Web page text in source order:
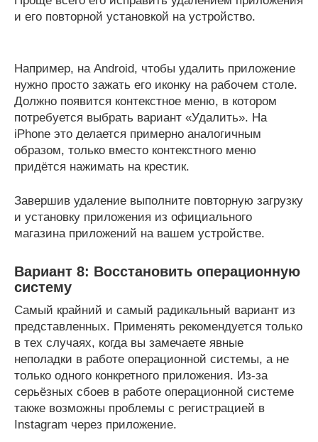
и его повторной установкой на устройство.
Например, на Android, чтобы удалить приложение
нужно просто зажать его иконку на рабочем столе.
Должно появится контекстное меню, в котором
потребуется выбрать вариант «Удалить». На
iPhone это делается примерно аналогичным
образом, только вместо контекстного меню
придётся нажимать на крестик.
Завершив удаление выполните повторную загрузку
и установку приложения из официального
магазина приложений на вашем устройстве.
Вариант 8: Восстановить операционную
систему
Самый крайний и самый радикальный вариант из
представленных. Применять рекомендуется только
в тех случаях, когда вы замечаете явные
неполадки в работе операционной системы, а не
только одного конкретного приложения. Из-за
серьёзных сбоев в работе операционной системе
также возможны проблемы с регистрацией в
Instagram через приложение.